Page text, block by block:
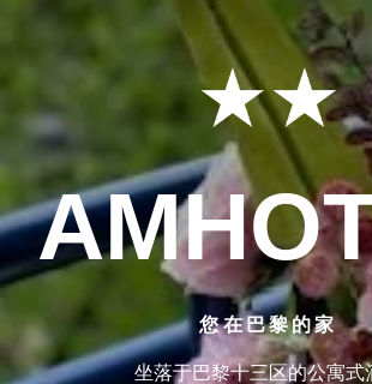
您在巴黎的家
坐落于巴黎十三区的公寓式